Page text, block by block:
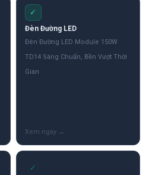
✓
Đèn Đường LED
Đèn Đường LED Module 150W
TD14 Sáng Chuẩn, Bền Vượt Thời
Gian
✓